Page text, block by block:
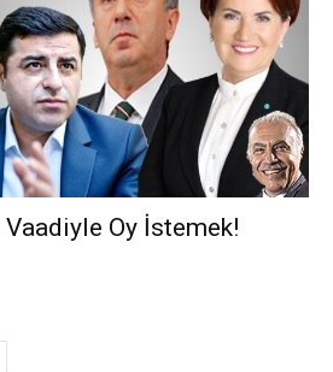
Oy İstemek!